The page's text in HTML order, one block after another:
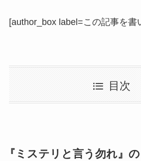
[author_box label=この記事を書
目次
『ミステリと言う勿れ』